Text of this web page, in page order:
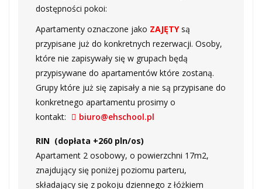
dostępności pokoi:
Apartamenty oznaczone jako ZAJĘTY są
przypisane już do konkretnych rezerwacji. Osoby,
które nie zapisywały się w grupach będą
przypisywane do apartamentów które zostaną.
Grupy które już się zapisały a nie są przypisane do
konkretnego apartamentu prosimy o
kontakt:
biuro@ehschool.pl
RIN (dopłata +260 pln/os)
Apartament 2 osobowy, o powierzchni 17m2,
znajdujący się poniżej poziomu parteru,
składający się z pokoju dziennego z łóżkiem